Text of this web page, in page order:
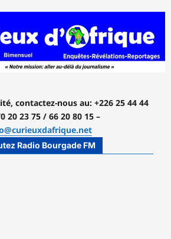
contactez-nous au: +226 25 44 44
20 23 75 / 66 20 80 15 –
Radio Bourgade FM